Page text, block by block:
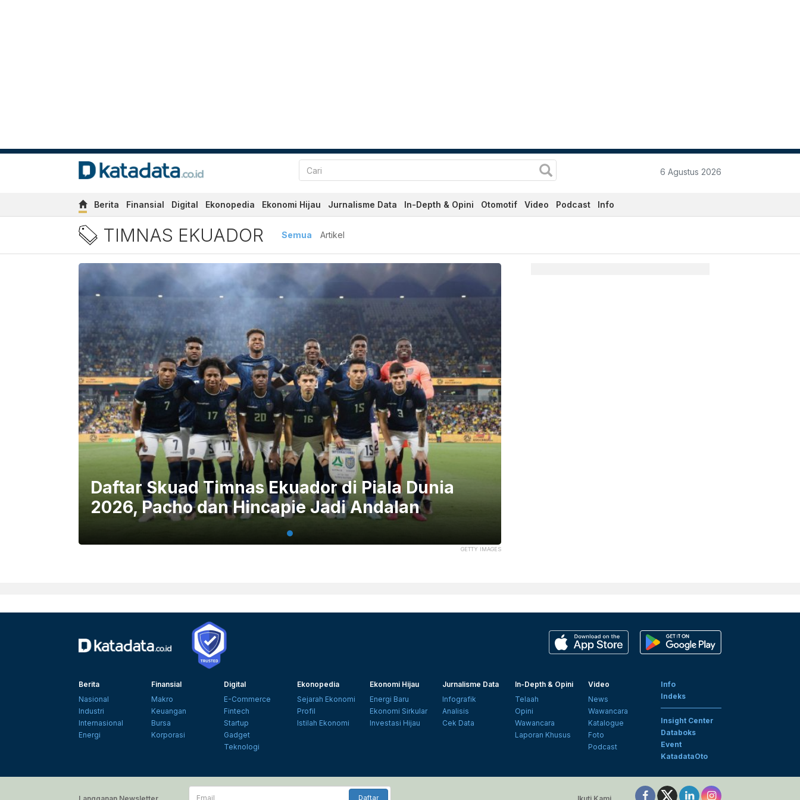
6 Agustus 2026
Berita Finansial Digital Ekonopedia Ekonomi Hijau Jurnalisme Data In-Depth & Opini Otomotif Video Podcast Info
Berita Timnas Ekuador Terbaru dan Terkini Hari Ini - Katadata.co.id
TIMNAS EKUADOR Semua Artikel
GETTY IMAGES
Daftar Skuad Timnas Ekuador di Piala Dunia
2026, Pacho dan Hincapie Jadi Andalan
Berita
Nasional
Industri
Internasional
Energi
Finansial
Makro
Keuangan
Bursa
Korporasi
Digital
E-Commerce
Fintech
Startup
Gadget
Teknologi
Ekonopedia
Sejarah Ekonomi
Profil
Istilah Ekonomi
Ekonomi Hijau
Energi Baru
Ekonomi Sirkular
Investasi Hijau
Jurnalisme Data
Infografik
Analisis
Cek Data
In-Depth & Opini
Telaah
Opini
Wawancara
Laporan Khusus
Video
News
Wawancara
Katalogue
Foto
Podcast
Info
Indeks
Insight Center
Databoks
Event
KatadataOto
Email
Daftar